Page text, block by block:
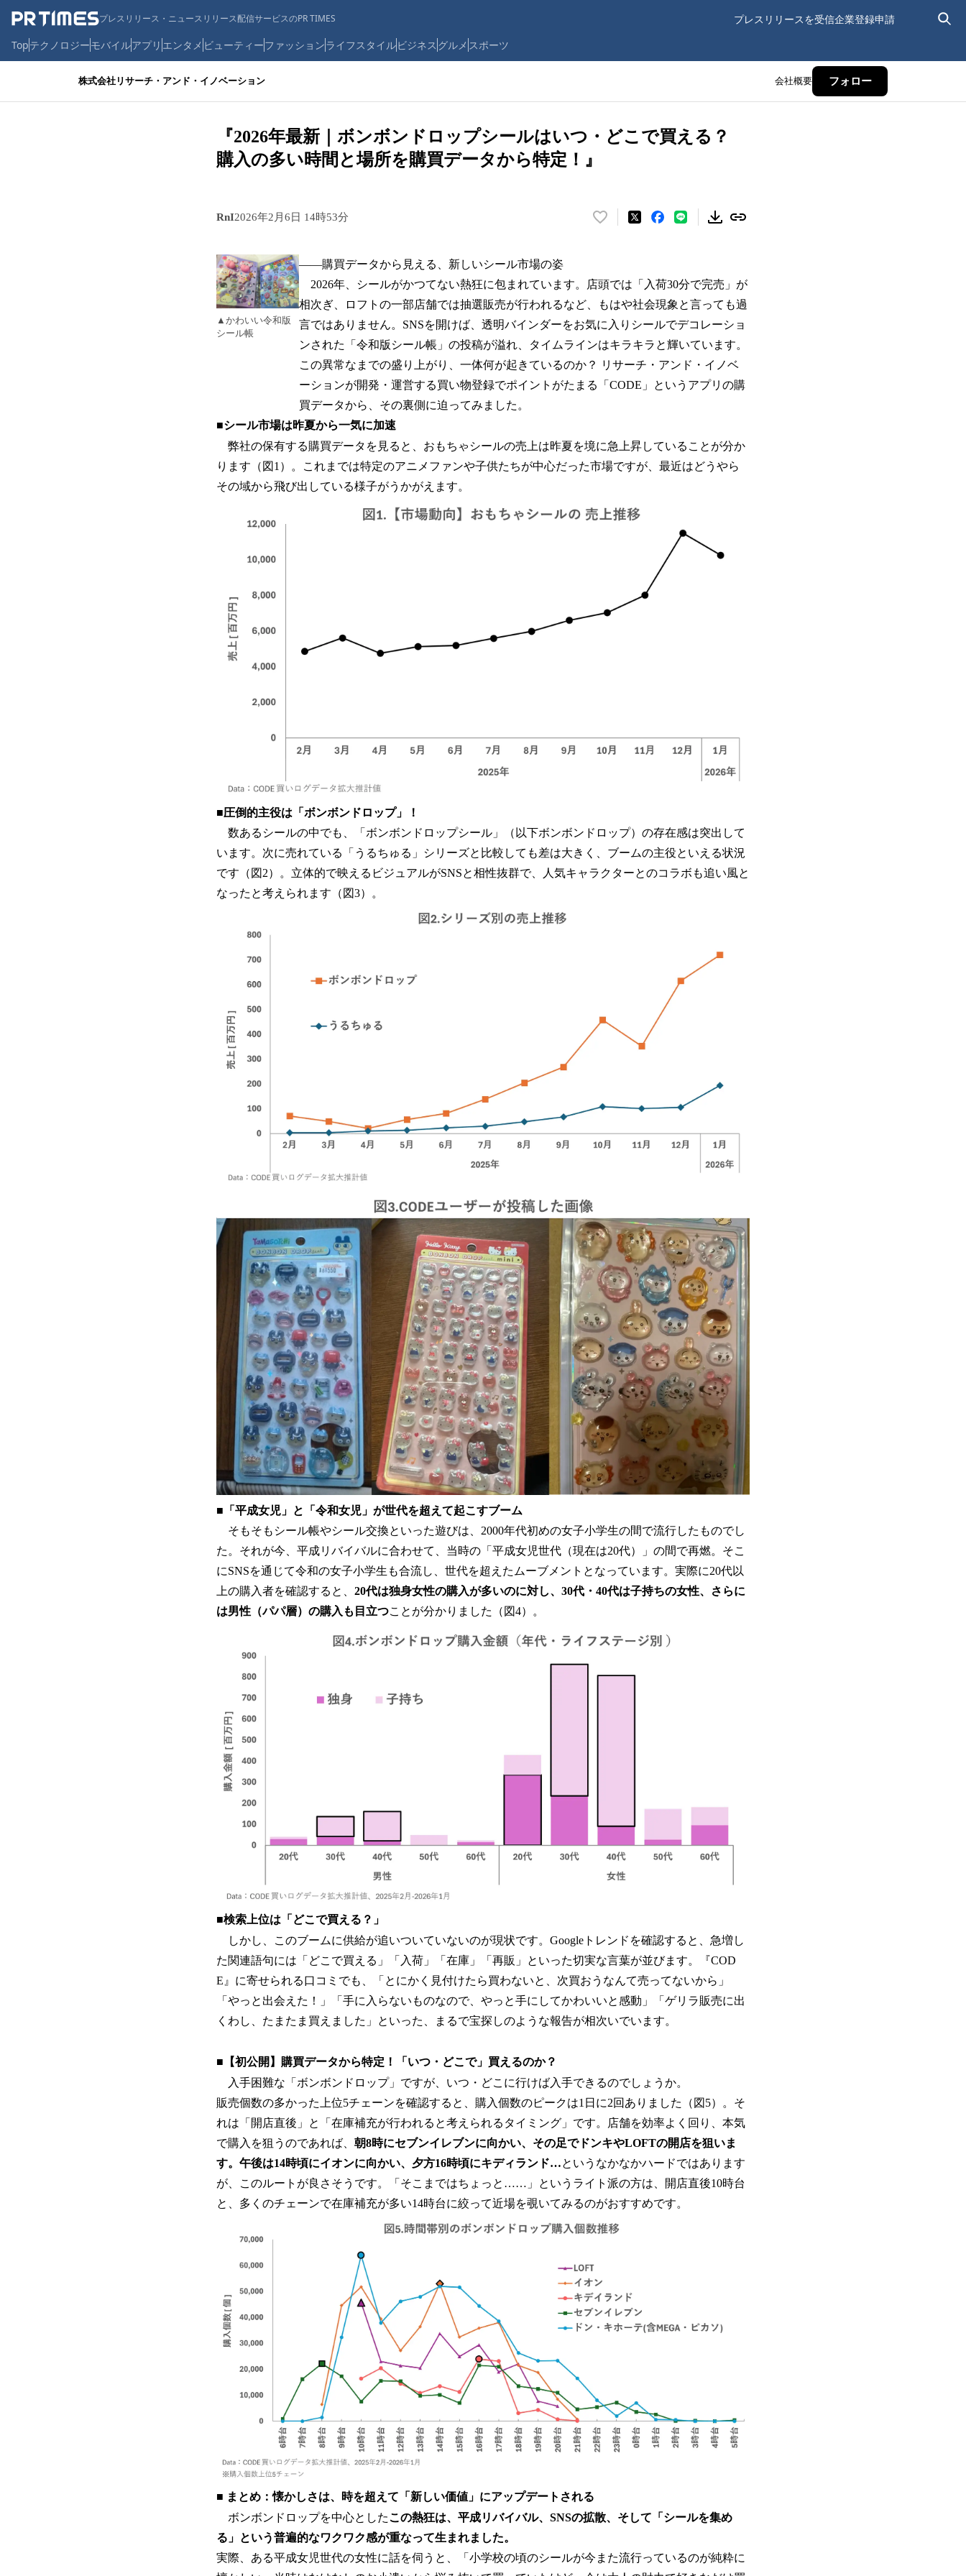
プレスリリース・ニュースリリース配信サービスのPR TIMES プレスリリースを受信企業登録申請
Topテクノロジーモバイルアプリ エンタメ ビューティーファッションライフスタイルビジネス グルメ スポーツ
株式会社リサーチ・アンド・イノベーション 会社概要 フォロー
『2026年最新｜ボンボンドロップシールはいつ・どこで買える？
購入の多い時間と場所を購買データから特定！』
RnI2026年2月6日 14時53分
い
数
を
読
み
込
み
で
▲かわいい令和版
シール帳
——購買データから見える、新しいシール市場の姿
2026年、シールがかつてない熱狂に包まれています。店頭では「入荷30分で完売」が
相次ぎ、ロフトの一部店舗では抽選販売が行われるなど、もはや社会現象と言っても過
言ではありません。SNSを開けば、透明バインダーをお気に入りシールでデコレーショ
ンされた「令和版シール帳」の投稿が溢れ、タイムラインはキラキラと輝いています。
この異常なまでの盛り上がり、一体何が起きているのか？ リサーチ・アンド・イノベ
ーションが開発・運営する買い物登録でポイントがたまる「CODE」というアプリの購
買データから、その裏側に迫ってみました。
■シール市場は昨夏から一気に加速
弊社の保有する購買データを見ると、おもちゃシールの売上は昨夏を境に急上昇していることが分か
ります（図1）。これまでは特定のアニメファンや子供たちが中心だった市場ですが、最近はどうやら
その域から飛び出している様子がうかがえます。
■圧倒的主役は「ボンボンドロップ」！
数あるシールの中でも、「ボンボンドロップシール」（以下ボンボンドロップ）の存在感は突出して
います。次に売れている「うるちゅる」シリーズと比較しても差は大きく、ブームの主役といえる状況
です（図2）。立体的で映えるビジュアルがSNSと相性抜群で、人気キャラクターとのコラボも追い風と
なったと考えられます（図3）。
■「平成女児」と「令和女児」が世代を超えて起こすブーム
そもそもシール帳やシール交換といった遊びは、2000年代初めの女子小学生の間で流行したものでし
た。それが今、平成リバイバルに合わせて、当時の「平成女児世代（現在は20代）」の間で再燃。そこ
にSNSを通じて令和の女子小学生も合流し、世代を超えたムーブメントとなっています。実際に20代以
上の購入者を確認すると、 20代は独身女性の購入が多いのに対し、30代・40代は子持ちの女性、さらに
は男性（パパ層）の購入も目立つことが分かりました（図4）。
■検索上位は「どこで買える？」
しかし、このブームに供給が追いついていないのが現状です。Googleトレンドを確認すると、急増し
た関連語句には「どこで買える」「入荷」「在庫」「再販」といった切実な言葉が並びます。『COD
E』に寄せられる口コミでも、「とにかく見付けたら買わないと、次買おうなんて売ってないから」
「やっと出会えた！」「手に入らないものなので、やっと手にしてかわいいと感動」「ゲリラ販売に出
くわし、たまたま買えました」といった、まるで宝探しのような報告が相次いでいます。
■【初公開】購買データから特定！「いつ・どこで」買えるのか？
入手困難な「ボンボンドロップ」ですが、いつ・どこに行けば入手できるのでしょうか。
販売個数の多かった上位5チェーンを確認すると、購入個数のピークは1日に2回ありました（図5）。そ
れは「開店直後」と「在庫補充が行われると考えられるタイミング」です。店舗を効率よく回り、本気
で購入を狙うのであれば、 朝8時にセブンイレブンに向かい、その足でドンキやLOFTの開店を狙いま
す。午後は14時頃にイオンに向かい、夕方16時頃にキディランド…というなかなかハードではあります
が、このルートが良さそうです。「そこまではちょっと……」というライト派の方は、開店直後10時台
と、多くのチェーンで在庫補充が多い14時台に絞って近場を覗いてみるのがおすすめです。
■ まとめ：懐かしさは、時を超えて「新しい価値」にアップデートされる
ボンボンドロップを中心としたこの熱狂は、平成リバイバル、SNSの拡散、そして「シールを集め
る」という普遍的なワクワク感が重なって生まれました。
実際、ある平成女児世代の女性に話を伺うと、「小学校の頃のシールが今また流行っているのが純粋に